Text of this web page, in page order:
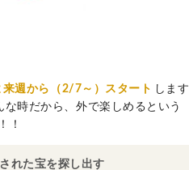
来週から（2/7～）スタート します
時だから、外で楽しめるという
！
れた宝を探し出す